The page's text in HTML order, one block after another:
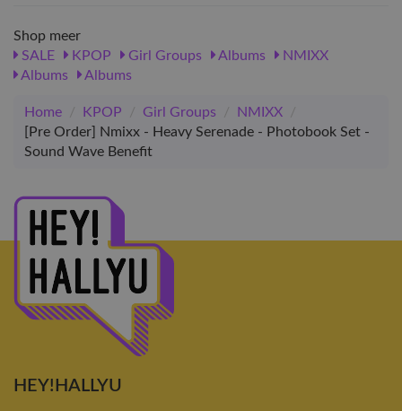
Shop meer
SALE
KPOP Girl Groups Albums
NMIXX
Albums
Albums
Home / KPOP / Girl Groups / NMIXX
/
[Pre Order] Nmixx - Heavy Serenade - Photobook Set -
Sound Wave Benefit
HEY!HALLYU